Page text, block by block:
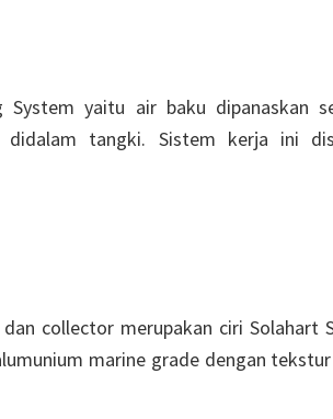
yaitu air baku dipanaskan
tangki. Sistem kerja ini
collector merupakan ciri Solahart
marine grade dengan